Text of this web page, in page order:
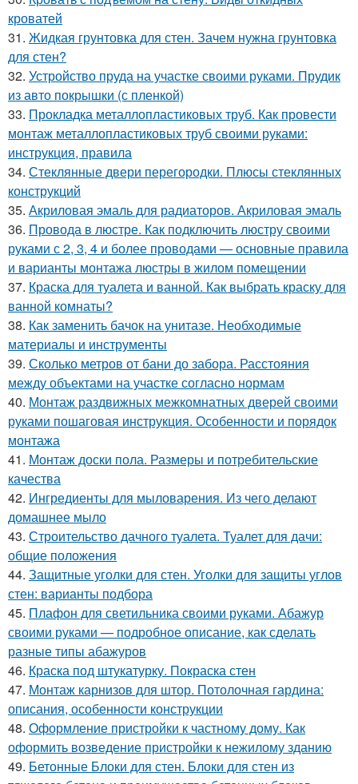
кроватей
31. Жидкая грунтовка для стен. Зачем нужна грунтовка
для стен?
32. Устройство пруда на участке своими руками. Прудик
из авто покрышки (с пленкой)
33. Прокладка металлопластиковых труб. Как провести
монтаж металлопластиковых труб своими руками:
инструкция, правила
34. Стеклянные двери перегородки. Плюсы стеклянных
конструкций
35. Акриловая эмаль для радиаторов. Акриловая эмаль
36. Провода в люстре. Как подключить люстру своими
руками с 2, 3, 4 и более проводами — основные правила
и варианты монтажа люстры в жилом помещении
37. Краска для туалета и ванной. Как выбрать краску для
ванной комнаты?
38. Как заменить бачок на унитазе. Необходимые
материалы и инструменты
39. Сколько метров от бани до забора. Расстояния
между объектами на участке согласно нормам
40. Монтаж раздвижных межкомнатных дверей своими
руками пошаговая инструкция. Особенности и порядок
монтажа
41. Монтаж доски пола. Размеры и потребительские
качества
42. Ингредиенты для мыловарения. Из чего делают
домашнее мыло
43. Строительство дачного туалета. Туалет для дачи:
общие положения
44. Защитные уголки для стен. Уголки для защиты углов
стен: варианты подбора
45. Плафон для светильника своими руками. Абажур
своими руками — подробное описание, как сделать
разные типы абажуров
46. Краска под штукатурку. Покраска стен
47. Монтаж карнизов для штор. Потолочная гардина:
описания, особенности конструкции
48. Оформление пристройки к частному дому. Как
оформить возведение пристройки к нежилому зданию
49. Бетонные Блоки для стен. Блоки для стен из